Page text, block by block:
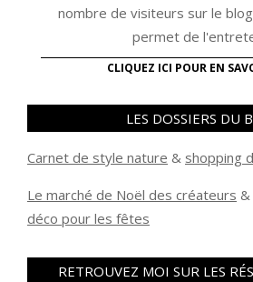
nombre de visiteurs sur le
permet de
CLIQUEZ ICI POUR EN
LES DOSSIERS DU
Carnet de style nature & shopping
Le marché de Noël des créateurs &
déco pour les fêtes
RETROUVEZ MOI SUR LES